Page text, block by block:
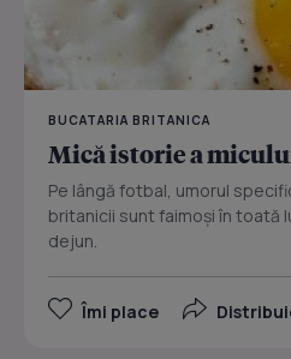
BUCATARIA BRITANICA
Mică istorie a
Pe lângă fotbal, umorul
britanicii sunt faimoşi în toată
dejun.
Îmi place